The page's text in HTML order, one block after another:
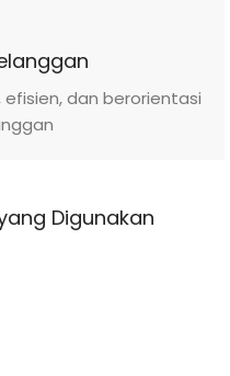
dan berorientasi
Digunakan